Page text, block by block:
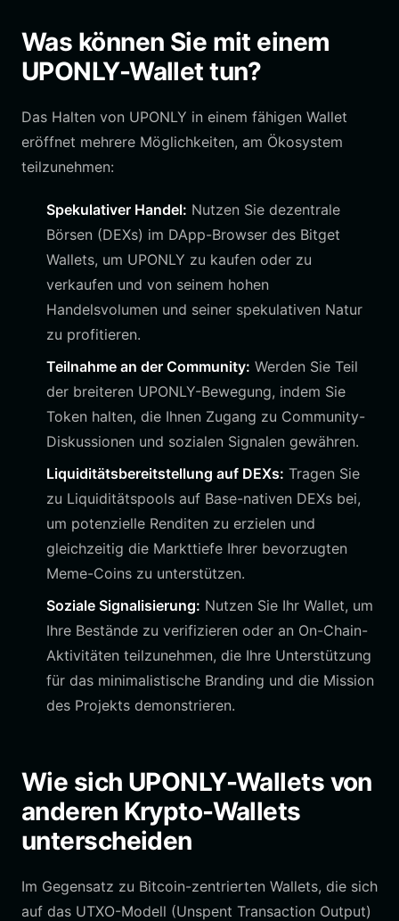
Was können Sie mit einem
UPONLY-Wallet tun?
Das Halten von UPONLY in einem fähigen Wallet
eröffnet mehrere Möglichkeiten, am Ökosystem
teilzunehmen:
Spekulativer Handel: Nutzen Sie dezentrale
Börsen (DEXs) im DApp-Browser des Bitget
Wallets, um UPONLY zu kaufen oder zu
verkaufen und von seinem hohen
Handelsvolumen und seiner spekulativen Natur
zu profitieren.
Teilnahme an der Community: Werden Sie Teil
der breiteren UPONLY-Bewegung, indem Sie
Token halten, die Ihnen Zugang zu Community-
Diskussionen und sozialen Signalen gewähren.
Liquiditätsbereitstellung auf DEXs: Tragen Sie
zu Liquiditätspools auf Base-nativen DEXs bei,
um potenzielle Renditen zu erzielen und
gleichzeitig die Markttiefe Ihrer bevorzugten
Meme-Coins zu unterstützen.
Soziale Signalisierung: Nutzen Sie Ihr Wallet, um
Ihre Bestände zu verifizieren oder an On-Chain-
Aktivitäten teilzunehmen, die Ihre Unterstützung
für das minimalistische Branding und die Mission
des Projekts demonstrieren.
Wie sich UPONLY-Wallets von
anderen Krypto-Wallets
unterscheiden
Im Gegensatz zu Bitcoin-zentrierten Wallets, die sich
auf das UTXO-Modell (Unspent Transaction Output)